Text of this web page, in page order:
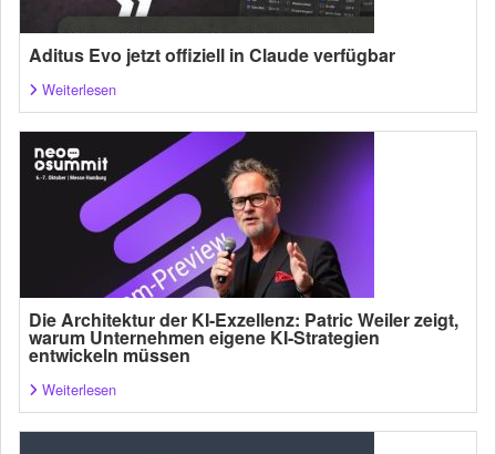
Aditus Evo jetzt offiziell in Claude verfügbar
Weiterlesen
Die Architektur der KI-Exzellenz: Patric Weiler zeigt,
warum Unternehmen eigene KI-Strategien
entwickeln müssen
Weiterlesen